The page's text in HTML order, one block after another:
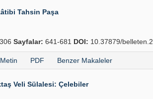
Tahsin Paşa
Sayfalar: 641-681 DOI: 10.37879/
PDF Benzer Makaleler
Veli Sülalesi: Çelebiler